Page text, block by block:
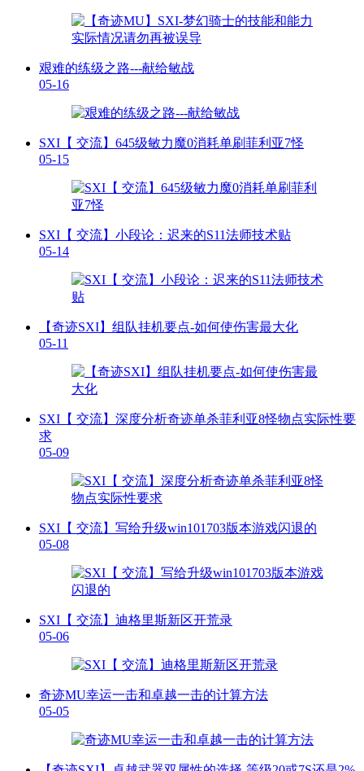
艰难的练级之路---献给敏战
05-16
SXI【 交流】645级敏力魔0消耗单刷菲利亚7怪
05-15
SXI【 交流】小段论：迟来的S11法师技术贴
05-14
【奇迹SXI】组队挂机要点-如何使伤害最大化
05-11
SXI【 交流】深度分析奇迹单杀菲利亚8怪物点实际性要
求
05-09
SXI【 交流】写给升级win101703版本游戏闪退的
05-08
SXI【 交流】迪格里斯新区开荒录
05-06
奇迹MU幸运一击和卓越一击的计算方法
05-05